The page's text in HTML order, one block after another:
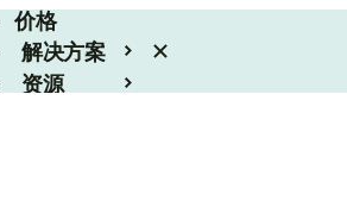
价格
解决方案
资源